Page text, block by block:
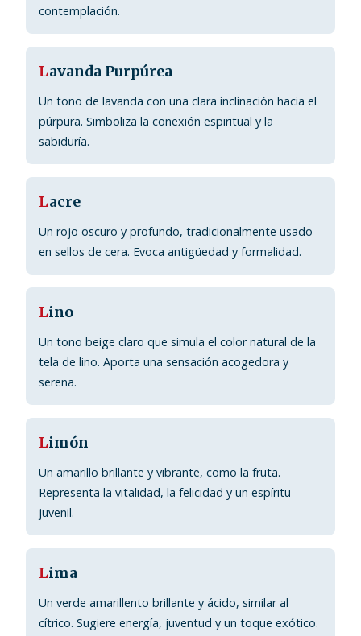
contemplación.
Lavanda Purpúrea
Un tono de lavanda con una clara inclinación hacia el
púrpura. Simboliza la conexión espiritual y la
sabiduría.
Lacre
Un rojo oscuro y profundo, tradicionalmente usado
en sellos de cera. Evoca antigüedad y formalidad.
Lino
Un tono beige claro que simula el color natural de la
tela de lino. Aporta una sensación acogedora y
serena.
Limón
Un amarillo brillante y vibrante, como la fruta.
Representa la vitalidad, la felicidad y un espíritu
juvenil.
Lima
Un verde amarillento brillante y ácido, similar al
cítrico. Sugiere energía, juventud y un toque exótico.